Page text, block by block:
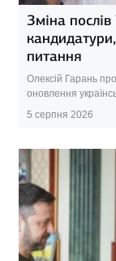
Зміна
питання
Олексій Гарань
оновлення
5 серпня 2026